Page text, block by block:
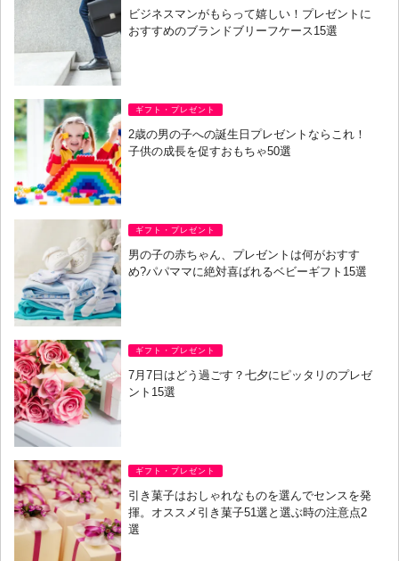
ビジネスマンがもらって嬉しい！プレゼントに
おすすめのブランドブリーフケース15選
ギフト・プレゼント
2歳の男の子への誕生日プレゼントならこれ！
子供の成長を促すおもちゃ50選
ギフト・プレゼント
男の子の赤ちゃん、プレゼントは何がおすす
め?パパママに絶対喜ばれるベビーギフト15選
ギフト・プレゼント
7月7日はどう過ごす？七夕にピッタリのプレゼ
ント15選
ギフト・プレゼント
引き菓子はおしゃれなものを選んでセンスを発
揮。オススメ引き菓子51選と選ぶ時の注意点2
選